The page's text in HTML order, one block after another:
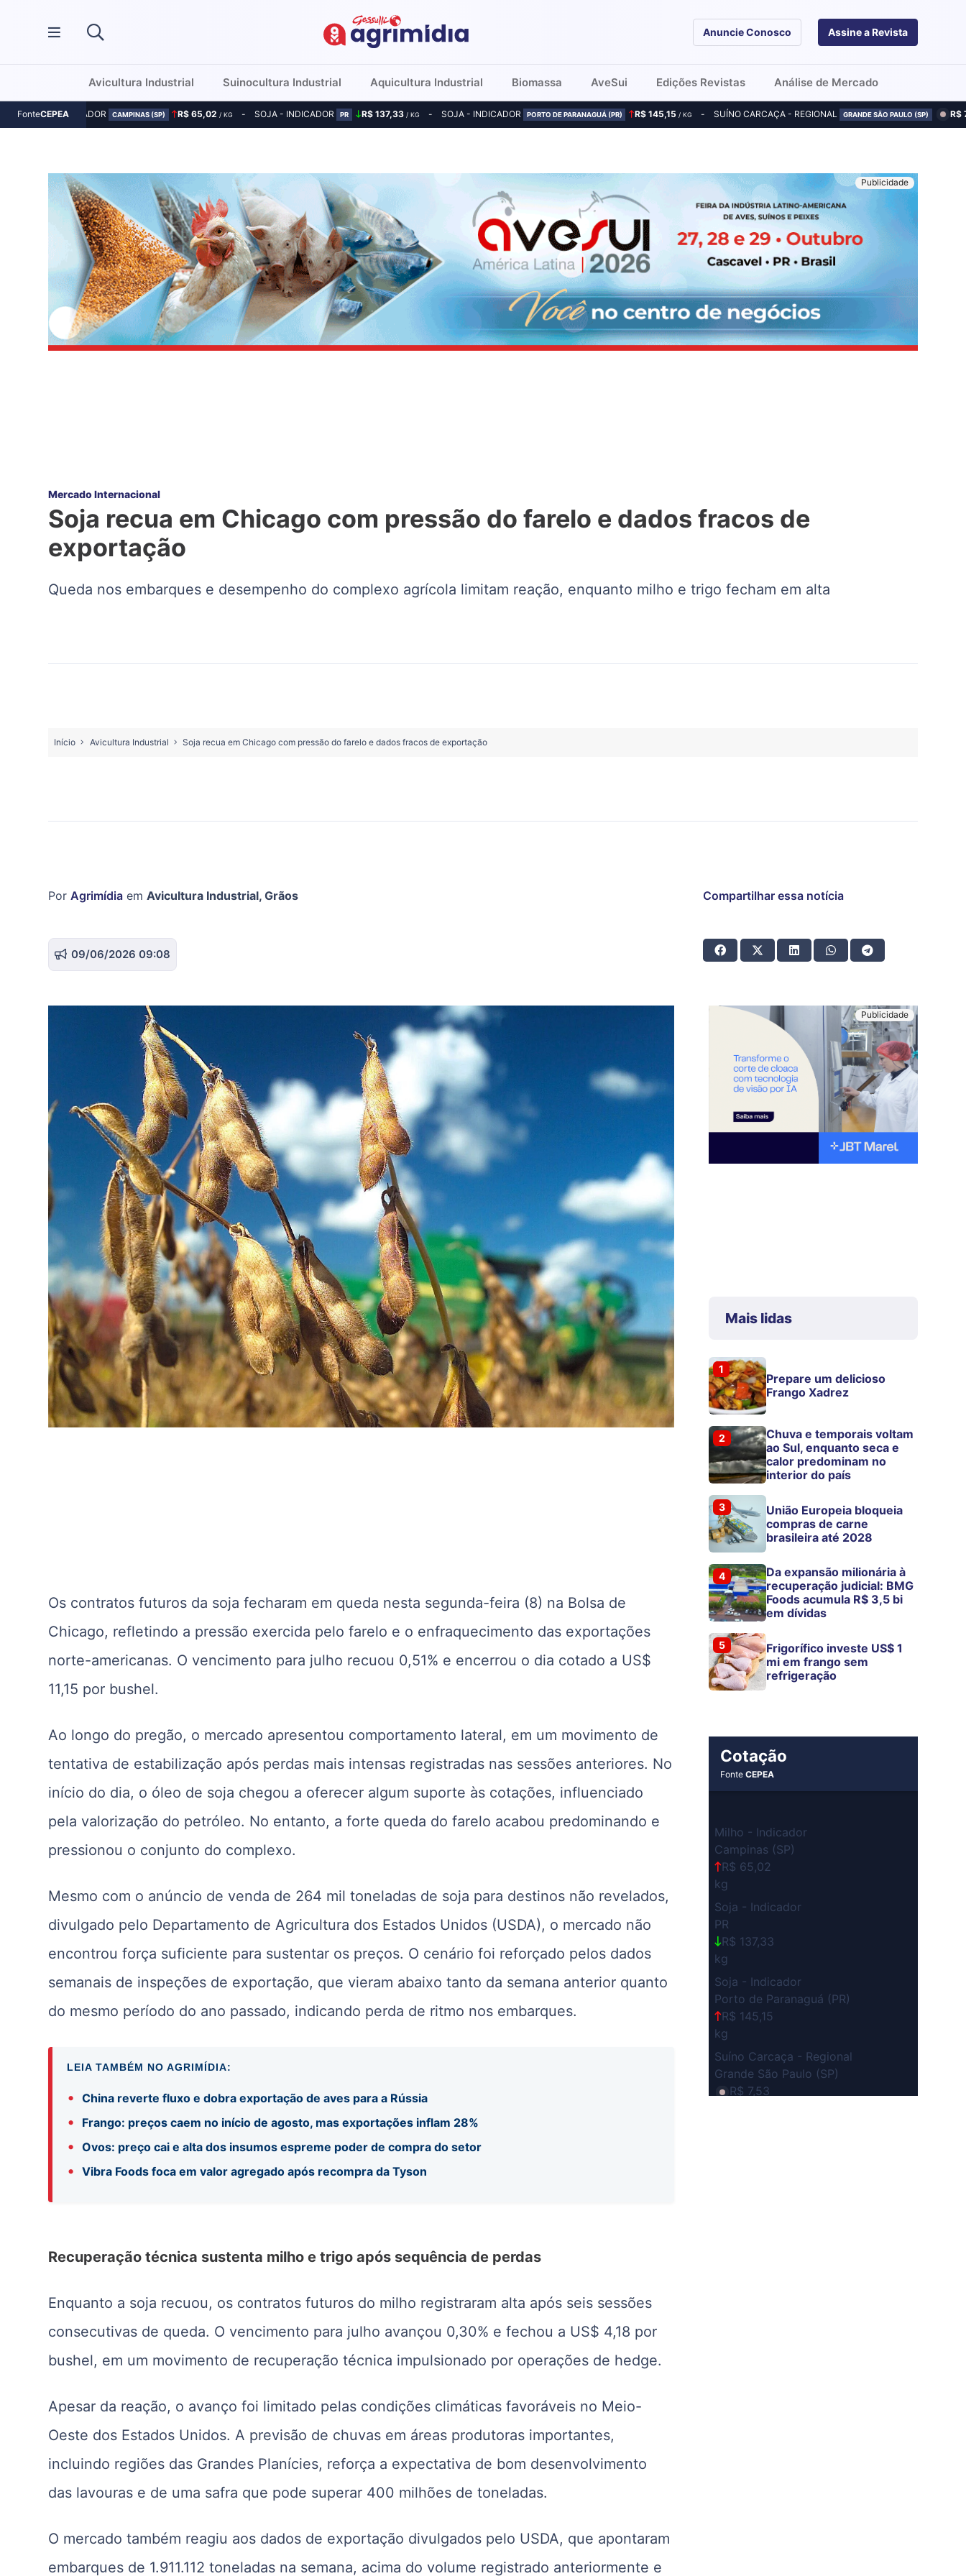
Anuncie Conosco Assine a Revista
Avicultura Industrial Suinocultura Industrial Aquicultura Industrial Biomassa AveSui Edições Revistas Análise de Mercado
FonteCEPEA
MILHO - INDICADOR CAMPINAS (SP) R$ 65,02 / KG SOJA - INDICADOR PR R$ 137,33/ KG SOJA - INDICADOR PORTO DE PARANAGUÁ (PR) R$ 145,15 / KG SUÍNO CARCAÇA - REGIONAL GRANDE SÃO PAULO (SP) R$
Mercado Internacional
Soja recua em Chicago com pressão do farelo e dados fracos de
exportação
Queda nos embarques e desempenho do complexo agrícola limitam reação, enquanto milho e trigo fecham em alta
Início Avicultura Industrial Soja recua em Chicago com pressão do farelo e dados fracos de exportação
Por Agrimídia em Avicultura Industrial, Grãos
09/06/2026 09:08
Compartilhar essa notícia
Os contratos futuros da soja fecharam em queda nesta segunda-feira (8) na Bolsa de
Chicago, refletindo a pressão exercida pelo farelo e o enfraquecimento das exportações
norte-americanas. O vencimento para julho recuou 0,51% e encerrou o dia cotado a US$
11,15 por bushel.
Ao longo do pregão, o mercado apresentou comportamento lateral, em um movimento de
tentativa de estabilização após perdas mais intensas registradas nas sessões anteriores. No
início do dia, o óleo de soja chegou a oferecer algum suporte às cotações, influenciado
pela valorização do petróleo. No entanto, a forte queda do farelo acabou predominando e
pressionou o conjunto do complexo.
Mesmo com o anúncio de venda de 264 mil toneladas de soja para destinos não revelados,
divulgado pelo Departamento de Agricultura dos Estados Unidos (USDA), o mercado não
encontrou força suficiente para sustentar os preços. O cenário foi reforçado pelos dados
semanais de inspeções de exportação, que vieram abaixo tanto da semana anterior quanto
do mesmo período do ano passado, indicando perda de ritmo nos embarques.
LEIA TAMBÉM NO AGRIMÍDIA:
• China reverte fluxo e dobra exportação de aves para a Rússia
• Frango: preços caem no início de agosto, mas exportações inflam 28%
• Ovos: preço cai e alta dos insumos espreme poder de compra do setor
• Vibra Foods foca em valor agregado após recompra da Tyson
Recuperação técnica sustenta milho e trigo após sequência de perdas
Enquanto a soja recuou, os contratos futuros do milho registraram alta após seis sessões
consecutivas de queda. O vencimento para julho avançou 0,30% e fechou a US$ 4,18 por
bushel, em um movimento de recuperação técnica impulsionado por operações de hedge.
Apesar da reação, o avanço foi limitado pelas condições climáticas favoráveis no Meio-
Oeste dos Estados Unidos. A previsão de chuvas em áreas produtoras importantes,
incluindo regiões das Grandes Planícies, reforça a expectativa de bom desenvolvimento
das lavouras e de uma safra que pode superar 400 milhões de toneladas.
O mercado também reagiu aos dados de exportação divulgados pelo USDA, que apontaram
embarques de 1.911.112 toneladas na semana, acima do volume registrado anteriormente e
Mais lidas
1
Prepare um delicioso
Frango Xadrez
2
Chuva e temporais voltam
ao Sul, enquanto seca e
calor predominam no
interior do país
3
União Europeia bloqueia
compras de carne
brasileira até 2028
4
Da expansão milionária à
recuperação judicial: BMG
Foods acumula R$ 3,5 bi
em dívidas
5
Frigorífico investe US$ 1
mi em frango sem
refrigeração
Cotação
FonteCEPEA
Milho - Indicador
Campinas (SP)
R$ 65,02
kg
Soja - Indicador
PR
R$ 137,33
kg
Soja - Indicador
Porto de Paranaguá (PR)
R$ 145,15
kg
Suíno Carcaça - Regional
Grande São Paulo (SP)
R$ 7,53